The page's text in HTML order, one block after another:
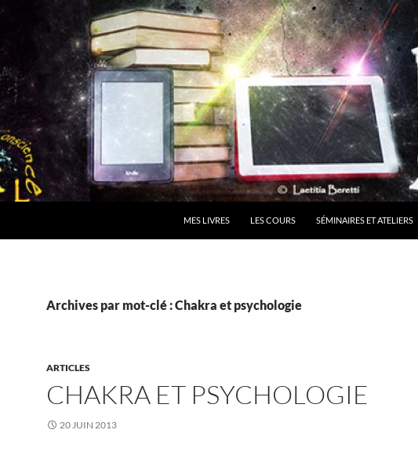
MES LIVRES LES COURS SÉMINAIRES ET ATELIERS
Archives par mot-clé : Chakra et psychologie
ARTICLES
CHAKRA ET PSYCHOLOGIE
20 JUIN 2013